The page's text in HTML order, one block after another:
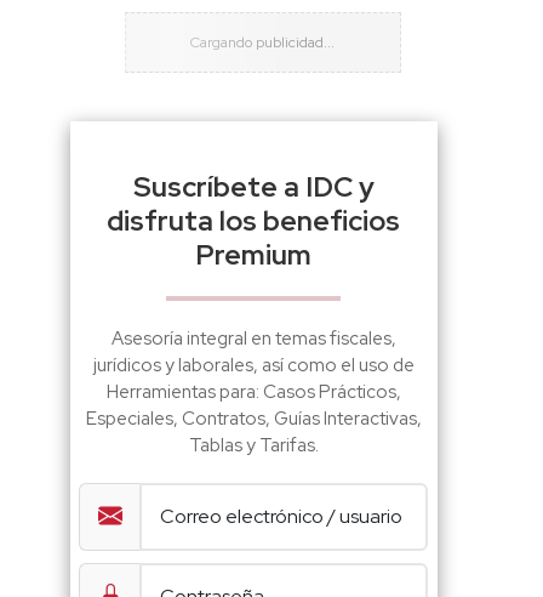
Suscríbete a IDC y
disfruta los beneficios
Premium
Asesoría integral en temas fiscales,
jurídicos y laborales, así como el uso de
Herramientas para: Casos Prácticos,
Especiales, Contratos, Guías Interactivas,
Tablas y Tarifas.